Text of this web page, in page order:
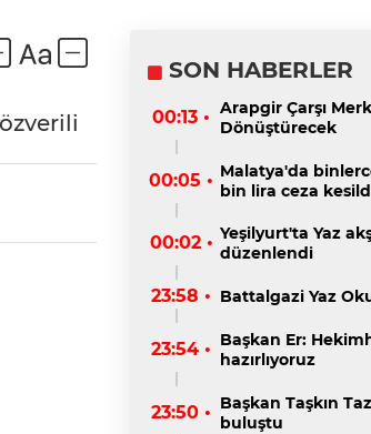
SON HABERLER
00:13 • Arapgir Çarşı
Dönüştürecek
00:05 • Malatya'da
bin lira ceza
00:02 • Yeşilyurt'ta Yaz
düzenlendi
23:58 • Battalgazi Yaz
23:54 • Başkan Er:
hazırlıyoruz
23:50 • Başkan Taşkın
buluştu